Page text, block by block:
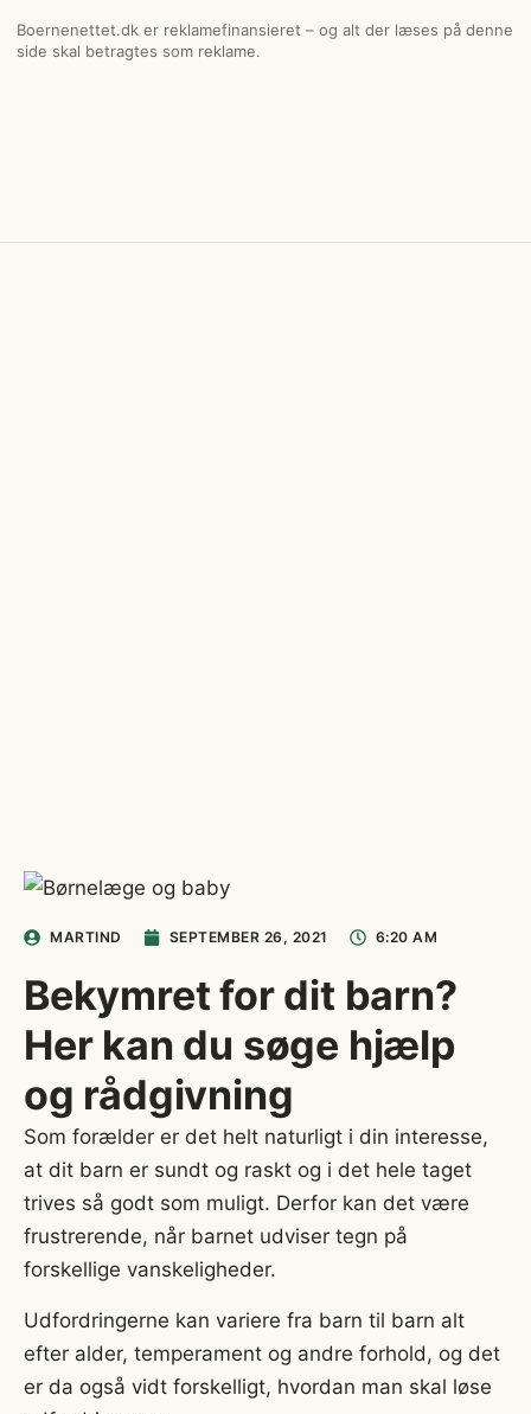
Boernenettet.dk er reklamefinansieret – og alt der læses på denne
side skal betragtes som reklame.
MARTIND SEPTEMBER 26, 2021 6:20 AM
Bekymret for dit barn?
Her kan du søge hjælp
og rådgivning
Som forælder er det helt naturligt i din interesse,
at dit barn er sundt og raskt og i det hele taget
trives så godt som muligt. Derfor kan det være
frustrerende, når barnet udviser tegn på
forskellige vanskeligheder.
Udfordringerne kan variere fra barn til barn alt
efter alder, temperament og andre forhold, og det
er da også vidt forskelligt, hvordan man skal løse